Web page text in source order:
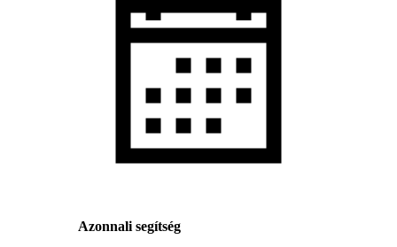
Azonnali segítség